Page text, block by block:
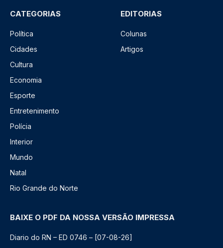
CATEGORIAS
Política
Cidades
Cultura
Economia
Esporte
Entretenimento
Polícia
Interior
Mundo
Natal
Rio Grande do Norte
EDITORIAS
Colunas
Artigos
BAIXE O PDF DA NOSSA VERSÃO IMPRESSA
Diario do RN – ED 0746 – [07-08-26]